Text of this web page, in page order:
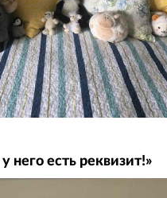
него есть реквизит!»